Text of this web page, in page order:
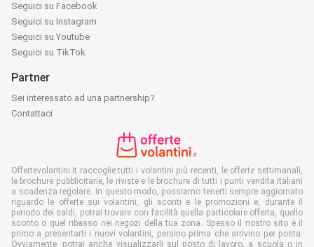
Seguici su Facebook
Seguici su Instagram
Seguici su Youtube
Seguici su TikTok
Partner
Sei interessato ad una partnership?
Contattaci
Offertevolantini.it raccoglie tutti i volantini più recenti, le offerte settimanali,
le brochure pubblicitarie, le riviste e le brochure di tutti i punti vendita italiani
a scadenza regolare. In questo modo, possiamo tenerti sempre aggiornato
riguardo le offerte sui volantini, gli sconti e le promozioni e, durante il
periodo dei saldi, potrai trovare con facilità quella particolare offerta, quello
sconto o quel ribasso nei negozi della tua zona. Spesso il nostro sito è il
primo a presentarti i nuovi volantini, persino prima che arrivino per posta.
Ovviamente, potrai anche visualizzarli sul posto di lavoro, a scuola o in